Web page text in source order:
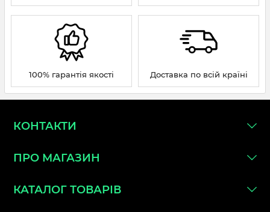
100% гарантія якості Доставка по всій країні
КОНТАКТИ
ПРО МАГАЗИН
КАТАЛОГ ТОВАРІВ